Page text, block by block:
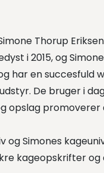
Thorup Eriksen
i2015,og
har ensuccesfuld
. De brugeri
opslag promoverer
og Simones
kageopskrifter og